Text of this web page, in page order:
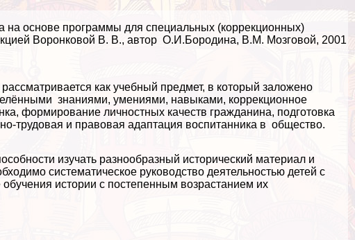
на основе программы для специальных (коррекционных)
Воронковой В. В., автор О.И.Бородина, В.М. Мозговой, 2001
как учебный предмет, в который заложено
знаниями, умениями, навыками, коррекционное
формирование личностных качеств гражданина, подготовка
трудовая и правовая адаптация воспитанника в общество.
изучать разнообразный исторический материал и
систематическое руководство деятельностью детей с
истории с постепенным возрастанием их